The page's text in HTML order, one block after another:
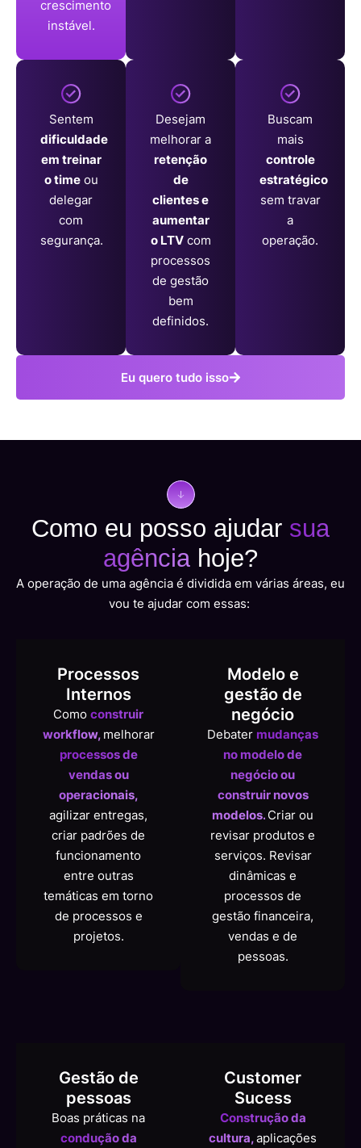
crescimento
instável.
Sentem
dificuldade
em treinar
o timeou
delegar
com
segurança.
Desejam
melhorar a
retenção
de
clientes e
aumentar
o LTVcom
processos
de gestão
bem
definidos.
Buscam
mais
controle
estratégico
sem travar
a
operação.
Eu quero tudo isso
Como eu posso ajudar sua
agência hoje?
A operação de uma agência é dividida em várias áreas, eu
vou te ajudar com essas:
Processos
Internos
Comoconstruir
workflow,melhorar
processos de
vendas ou
operacionais,
agilizar entregas,
criar padrões de
funcionamento
entre outras
temáticas em torno
de processos e
projetos.
Modelo e
gestão de
negócio
Debater mudanças
no modelo de
negócio ou
construir novos
modelos.Criar ou
revisar produtos e
serviços. Revisar
dinâmicas e
processos de
gestão financeira,
vendas e de
pessoas.
Gestão de
pessoas
Boas práticas na
condução da
Customer
Sucess
Construção da
cultura,aplicações